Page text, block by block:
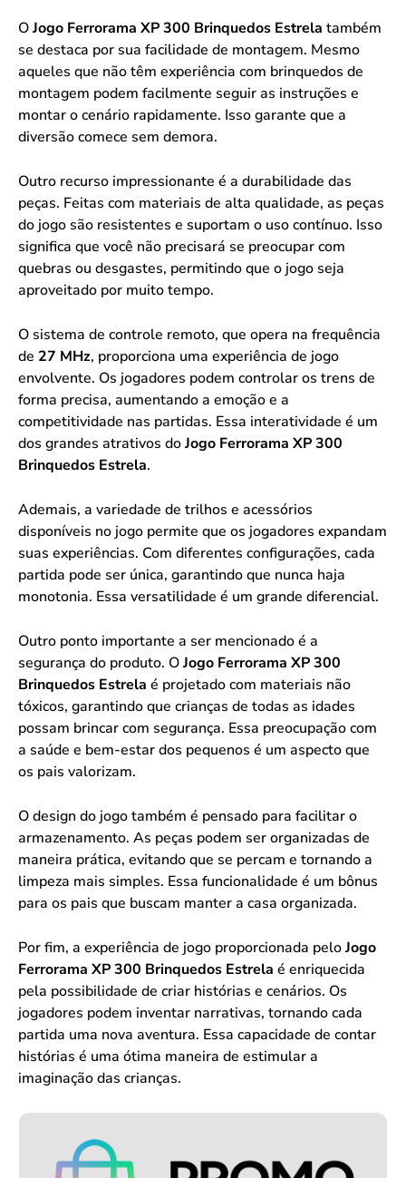
OJogo Ferrorama XP 300 Brinquedos Estrela também
se destaca por sua facilidade de montagem. Mesmo
aqueles que não têm experiência com brinquedos de
montagem podem facilmente seguir as instruções e
montar o cenário rapidamente. Isso garante que a
diversão comece sem demora.
Outro recurso impressionante é a durabilidade das
peças. Feitas com materiais de alta qualidade, as peças
do jogo são resistentes e suportam o uso contínuo. Isso
significa que você não precisará se preocupar com
quebras ou desgastes, permitindo que o jogo seja
aproveitado por muito tempo.
O sistema de controle remoto, que opera na frequência
de 27 MHz, proporciona uma experiência de jogo
envolvente. Os jogadores podem controlar os trens de
forma precisa, aumentando a emoção e a
competitividade nas partidas. Essa interatividade é um
dos grandes atrativos doJogo Ferrorama XP 300
Brinquedos Estrela.
Ademais, a variedade de trilhos e acessórios
disponíveis no jogo permite que os jogadores expandam
suas experiências. Com diferentes configurações, cada
partida pode ser única, garantindo que nunca haja
monotonia. Essa versatilidade é um grande diferencial.
Outro ponto importante a ser mencionado é a
segurança do produto. OJogo Ferrorama XP 300
Brinquedos Estrela é projetado com materiais não
tóxicos, garantindo que crianças de todas as idades
possam brincar com segurança. Essa preocupação com
a saúde e bem-estar dos pequenos é um aspecto que
os pais valorizam.
O design do jogo também é pensado para facilitar o
armazenamento. As peças podem ser organizadas de
maneira prática, evitando que se percam e tornando a
limpeza mais simples. Essa funcionalidade é um bônus
para os pais que buscam manter a casa organizada.
Por fim, a experiência de jogo proporcionada peloJogo
Ferrorama XP 300 Brinquedos Estrela é enriquecida
pela possibilidade de criar histórias e cenários. Os
jogadores podem inventar narrativas, tornando cada
partida uma nova aventura. Essa capacidade de contar
histórias é uma ótima maneira de estimular a
imaginação das crianças.